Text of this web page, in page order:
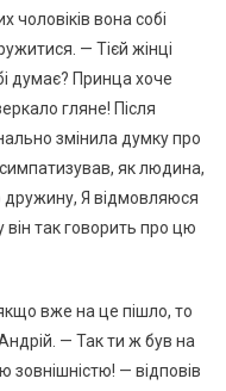
вона собі
— Тієй жінці
думає? Принца хоче
гляне! Після
змінила думку про
симпатизував, як людина,
дружину, Я відмовляюся
він так говорить про цю
вже на це пішло, то
— Так ти ж був на
— відповів